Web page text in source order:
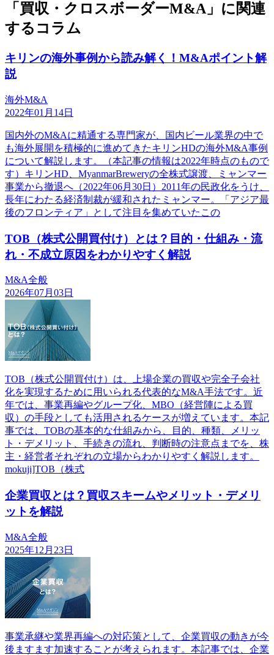
「買収・クロスボーダーM&A」に関連
するコラム
キリンの海外事例から読み解く！M&Aポイント解
説
海外M&A
2022年01月14日
国内外のM&Aに精通する専門家が、国内ビール業界の中で
も海外展開を積極的に進めてきたキリンHDの海外M&A事例
について解説します。（本記事の情報は2022年時点のもので
す）キリンHD、MyanmarBreweryの全株式譲渡、ミャンマー
事業から撤退へ（2022年06月30日）2011年の民政化をうけ、
長年にわたる経済制裁が緩和されたミャンマー。「アジア最
後のフロンティア」として注目を集めていたこの
TOB（株式公開買付け）とは？目的・仕組み・流
れ・不成立原因をわかりやすく解説
M&A全般
2026年07月03日
TOB（株式公開買付け）は、上場企業の買収や完全子会社
化を実現するために用いられる代表的なM&A手法です。近
年では、事業再編やグループ化、MBO（経営陣による買
収）の手段としても活用されるケースが増えています。本記
事では、TOBの基本的な仕組みから、目的、種類、メリッ
ト・デメリット、手続きの流れ、判断時の注意点までを、株
主・経営者それぞれの立場からわかりやすく解説します。
mokuji]TOB（株式
企業買収とは？買収スキームやメリット・デメリ
ットを解説
M&A全般
2025年12月23日
事業承継や業界再編への対応策として、企業買収の動きが今
後ますます加速することが考えられます。本記事では、企業